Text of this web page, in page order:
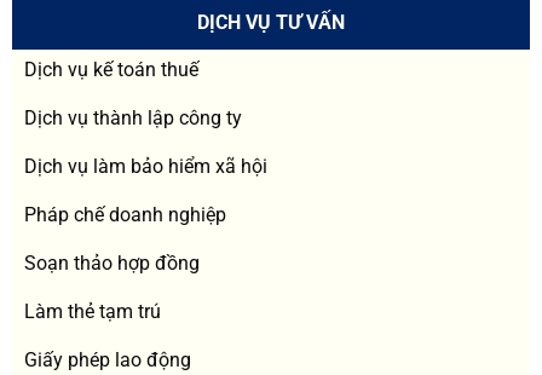
DỊCH VỤ TƯ VẤN
Dịch vụ kế toán thuế
Dịch vụ thành lập công ty
Dịch vụ làm bảo hiểm xã hội
Pháp chế doanh nghiệp
Soạn thảo hợp đồng
Làm thẻ tạm trú
Giấy phép lao động